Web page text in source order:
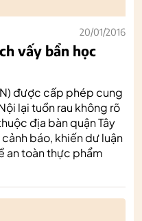
20/01/2016
vấy bẩn học
được cấp phép cung
lại tuồn rau không rõ
địa bàn quận Tây
báo, khiến dư luận
an toàn thực phẩm